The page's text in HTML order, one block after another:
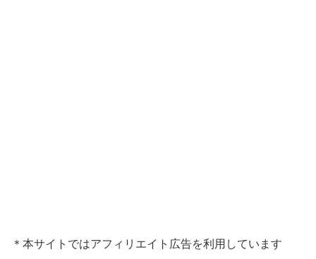
＊本サイトではアフィリエイト広告を利用しています